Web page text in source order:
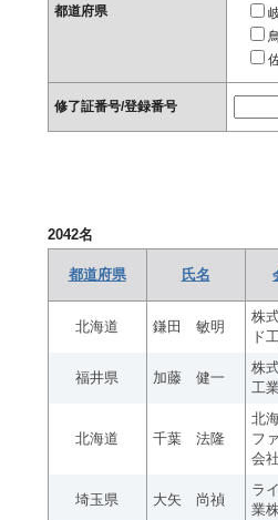
都道府県
修了証番号/登録番号
2042名
都道府県 氏名
北海道 鎌田 敏明
株
ド
福井県 加藤 健一
株
工業
北海道 千葉 法隆
北
フ
会社
埼玉県 大矢 尚禎
ラ
業